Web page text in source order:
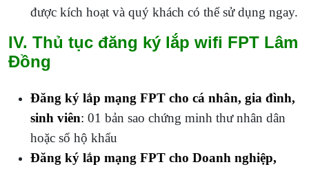
được kích hoạt và quý khách có thể sử dụng ngay.
IV. Thủ tục đăng ký lắp wifi FPT Lâm
Đồng
Đăng ký lắp mạng FPT cho cá nhân, gia đình,
sinh viên: 01 bản sao chứng minh thư nhân dân
hoặc sổ hộ khẩu
Đăng ký lắp mạng FPT cho Doanh nghiệp,